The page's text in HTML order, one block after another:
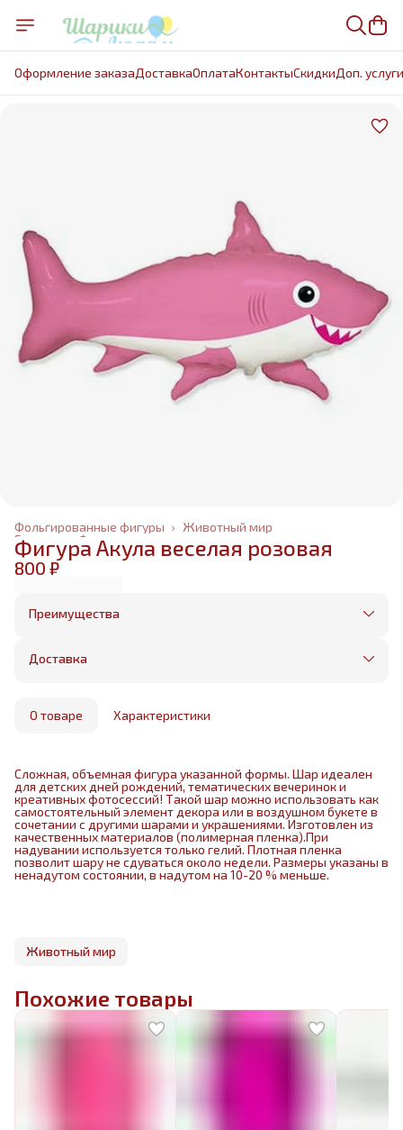
Оформление заказаДоставкаОплатаКонтактыCкидкиДоп. услуги
Животный мир
Фольгированные фигуры ›
Фольгированные шары
Главная
Фигура Акула веселая розовая
800 ₽
Преимущества
Оплата частями в Сплит
Бесплатная доставка в пределах КАД
маркетплейса
Доставка
О товаре Характеристики
Сложная, объемная фигура указанной формы. Шар идеален
для детских дней рождений, тематических вечеринок и
креативных фотосессий! Такой шар можно использовать как
самостоятельный элемент декора или в воздушном букете в
сочетании с другими шарами и украшениями. Изготовлен из
качественных материалов (полимерная пленка).При
надувании используется только гелий. Плотная пленка
позволит шару не сдуваться около недели. Размеры указаны в
ненадутом состоянии, в надутом на 10-20 % меньше.
Животный мир
Похожие товары